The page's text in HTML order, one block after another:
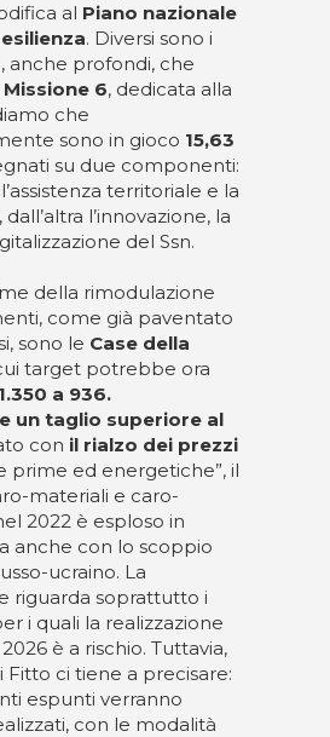
al Piano nazionale
. Diversi sono i
anche profondi, che
Missione 6, dedicata alla
che
sono in gioco 15,63
su due componenti:
territoriale e la
l’innovazione, la
del Ssn.
della rimodulazione
come già paventato
sono le Case della
target potrebbe ora
1.350 a 936.
un taglio superiore al
con il rialzo dei prezzi
prime ed energetiche”, il
materiali e caro-
2022 è esploso in
anche con lo scoppio
ucraino. La
riguarda soprattutto i
i quali la realizzazione
è a rischio. Tuttavia,
Fitto ci tiene a precisare:
espunti verranno
con le modalità